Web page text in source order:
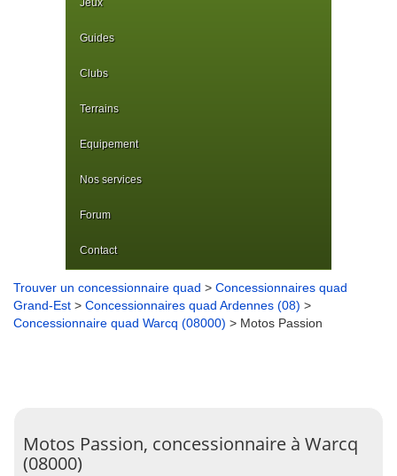
Jeux
Guides
Clubs
Terrains
Equipement
Nos services
Forum
Contact
Trouver un concessionnaire quad > Concessionnaires quad
Grand-Est > Concessionnaires quad Ardennes (08) >
Concessionnaire quad Warcq (08000) > Motos Passion
Motos Passion, concessionnaire à Warcq
(08000)